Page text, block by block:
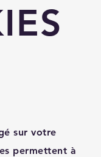
sur votre
permettent à